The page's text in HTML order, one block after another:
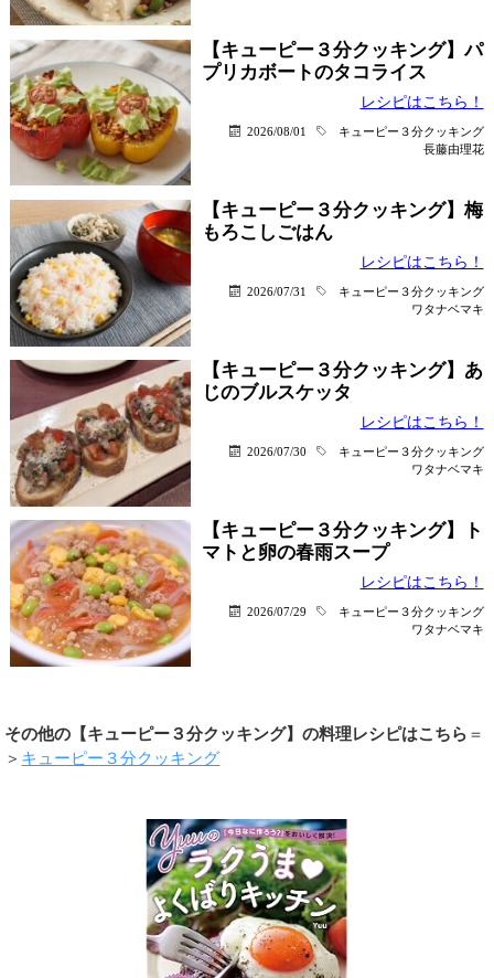
【キューピー３分クッキング】パ
プリカボートのタコライス
レシピはこちら！
2026/08/01
キューピー３分クッキング
長藤由理花
【キューピー３分クッキング】梅
もろこしごはん
レシピはこちら！
2026/07/31
キューピー３分クッキング
ワタナベマキ
【キューピー３分クッキング】あ
じのブルスケッタ
レシピはこちら！
2026/07/30
キューピー３分クッキング
ワタナベマキ
【キューピー３分クッキング】ト
マトと卵の春雨スープ
レシピはこちら！
2026/07/29
キューピー３分クッキング
ワタナベマキ
その他の【キューピー３分クッキング】の料理レシピはこちら ＝
＞ キューピー３分クッキング